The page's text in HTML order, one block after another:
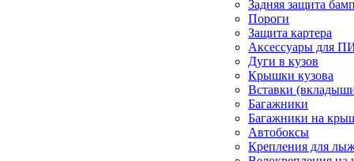
Задняя защита
Пороги
Защита картера
Аксессуары для
Дуги в кузов
Крышки кузова
Вставки
Багажники
Багажники на
Автобоксы
Крепления для